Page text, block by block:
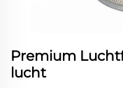
Premium
lucht